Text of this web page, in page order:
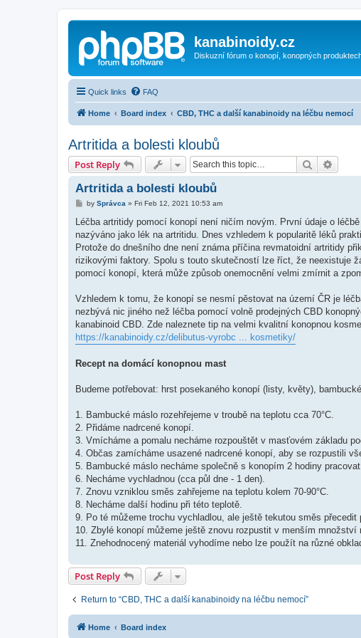
kanabinoidy.cz
Diskuzní fórum o konopí, konopných
Quick links FAQ
Home Board index CBD, THC a další kanabinoidy na léčbu nemocí
Artritida a bolesti kloubů
Post Reply Search
Artritida a bolesti kloubů
P
s
by Správca » Fri Feb 12, 2021 10:53 am
Léčba artritidy pomocí konopí není ničím novým. První údaje o
nazýváno jako lék na artritidu. Dnes vzhledem k popularitě léků
Protože do dnešního dne není známa příčina revmatoidní artritidy
rizikovými faktory. Spolu s touto skutečností lze říct, že neexistuje
pomocí konopí, která může způsob onemocnění velmi zmírnit a
Vzhledem k tomu, že konopí se nesmí pěstovat na území ČR je
nezbývá nic jiného než léčba pomocí volně prodejných CBD
kanabinoid CBD. Zde naleznete tip na velmi kvalitní konopnou
https://kanabinoidy.cz/delibutus-vyrobc ... kosmetiky/
Recept na domácí konopnou mast
Budeme potřebovat: hrst posekaného konopí (listy, květy),
1. Bambucké máslo rozehřejeme v troubě na teplotu cca 70°C.
2. Přidáme nadrcené konopí.
3. Vmícháme a pomalu necháme rozpouštět v masťovém základu
4. Občas zamícháme usazené nadrcené konopí, aby se rozpustili
5. Bambucké máslo necháme společně s konopím 2 hodiny pracovat
6. Necháme vychladnou (cca půl dne - 1 den).
7. Znovu vzniklou směs zahřejeme na teplotu kolem 70-90°C.
8. Necháme další hodinu při této teplotě.
9. Po té můžeme trochu vychladlou, ale ještě tekutou směs
10. Zbylé konopí můžeme ještě znovu rozpustit v menším
11. Znehodnocený materiál vyhodíme nebo lze použít na různé
Post Reply
Return to “CBD, THC a další kanabinoidy na léčbu nemocí”
Home Board index